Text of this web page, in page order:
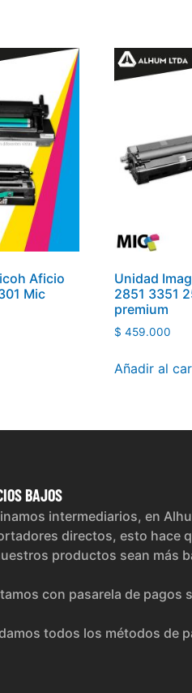
Aficio
Mic
Unidad
2851 3351
premium
$ 459.000
Añadir al
BAJOS
intermediarios, en
directos, esto hace
productos sean más
con pasarela de pagos
todos los métodos de